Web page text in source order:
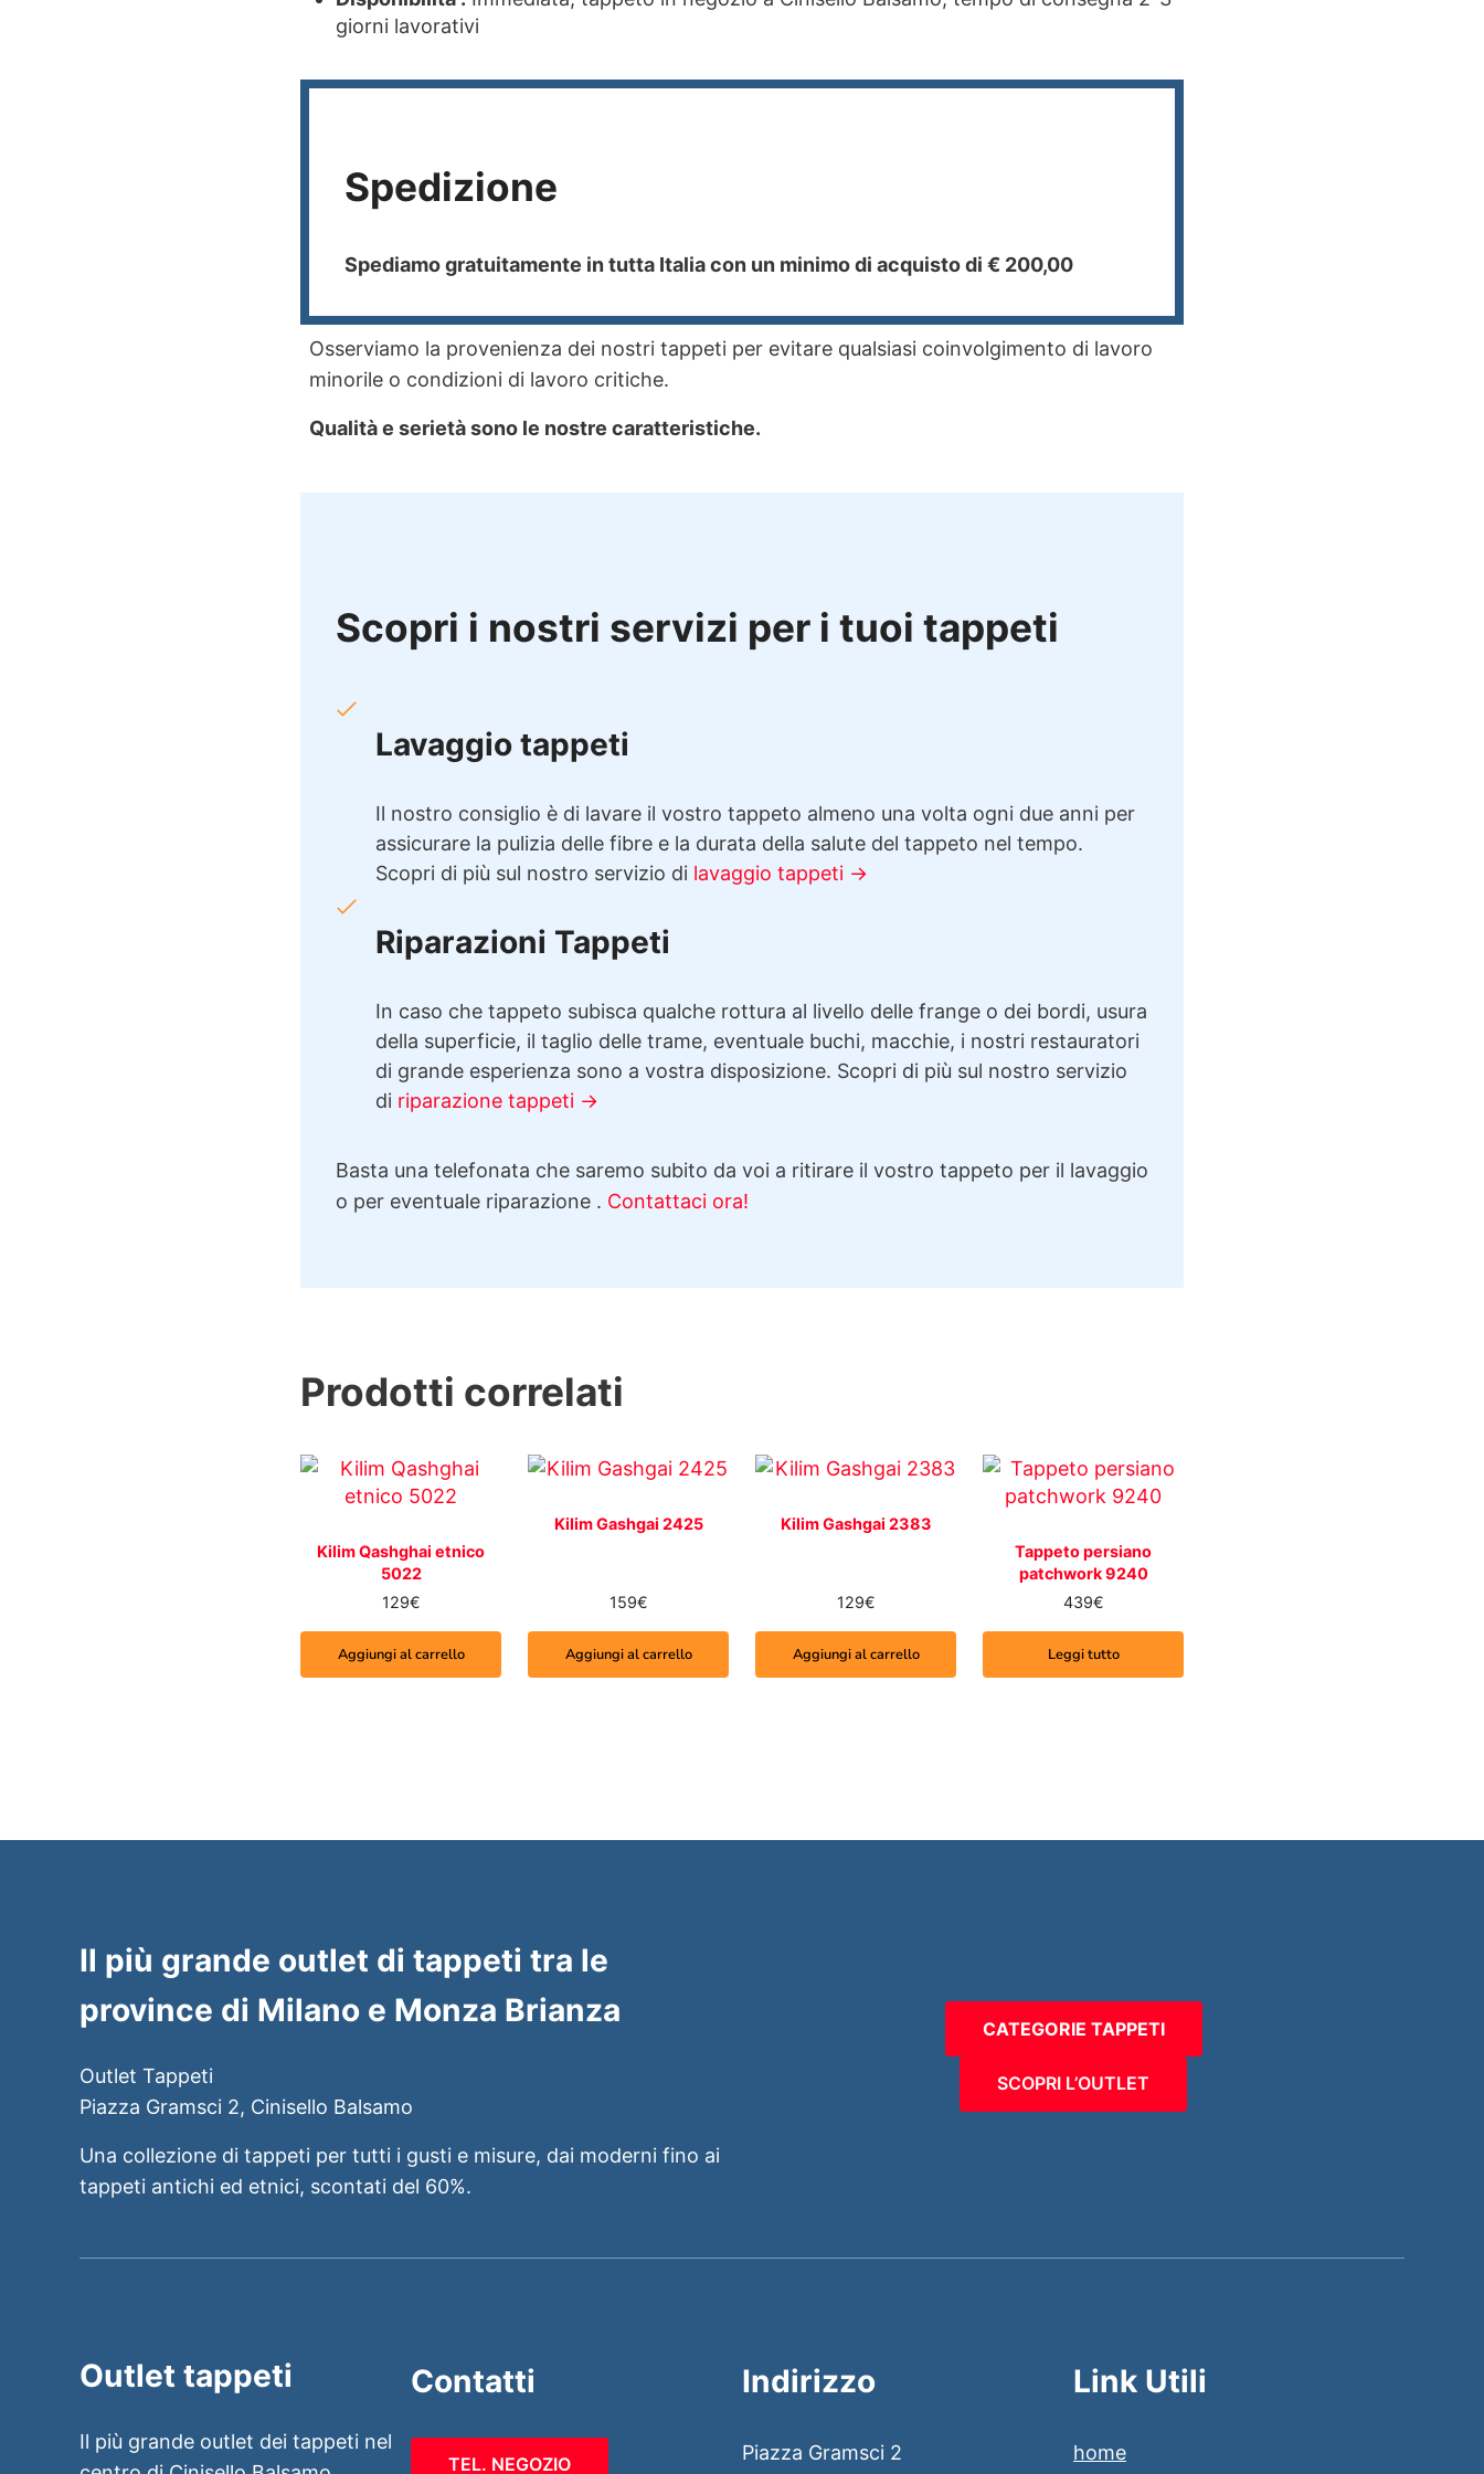
giorni lavorativi
Spedizione
Spediamo gratuitamente in tutta Italia con un minimo di acquisto di € 200,00
Osserviamo la provenienza dei nostri tappeti per evitare qualsiasi coinvolgimento di lavoro
minorile o condizioni di lavoro critiche.
Qualità e serietà sono le nostre caratteristiche.
Scopri i nostri servizi per i tuoi tappeti
Lavaggio tappeti
Il nostro consiglio è di lavare il vostro tappeto almeno una volta ogni due anni per
assicurare la pulizia delle fibre e la durata della salute del tappeto nel tempo.
Scopri di più sul nostro servizio di lavaggio tappeti →
Riparazioni Tappeti
In caso che tappeto subisca qualche rottura al livello delle frange o dei bordi, usura
della superficie, il taglio delle trame, eventuale buchi, macchie, i nostri restauratori
di grande esperienza sono a vostra disposizione. Scopri di più sul nostro servizio
di riparazione tappeti →
Basta una telefonata che saremo subito da voi a ritirare il vostro tappeto per il lavaggio
o per eventuale riparazione . Contattaci ora!
Prodotti correlati
Kilim Qashghai etnico
5022
129€
Aggiungi al carrello
Kilim Gashgai 2425
159€
Aggiungi al carrello
Kilim Gashgai 2383
129€
Aggiungi al carrello
Tappeto persiano
patchwork 9240
439€
Leggi tutto
Il più grande outlet di tappeti tra le
province di Milano e Monza Brianza
Outlet Tappeti
Piazza Gramsci 2, Cinisello Balsamo
Una collezione di tappeti per tutti i gusti e misure, dai moderni fino ai
tappeti antichi ed etnici, scontati del 60%.
CATEGORIE TAPPETI
SCOPRI L’OUTLET
Outlet tappeti
Il più grande outlet dei tappeti nel
Contatti
TEL. NEGOZIO
Indirizzo
Piazza Gramsci 2
Link Utili
home